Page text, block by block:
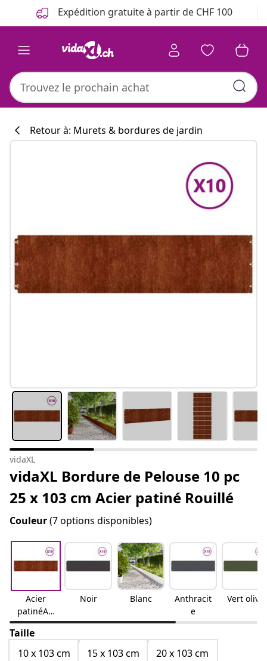
Précédent Expédition gratuite à partir de CHF 100
Retour à: Murets & bordures de jardin
vidaXL
vidaXL Bordure de Pelouse 10 pc
25 x 103 cm Acier patiné Rouillé
Couleur(7 options disponibles)
Acier
patinéAci
er
résistant
aux
Noir Blanc
Anthracit
e
Vert olive
Taille
10 x 103 cm
15 x 103 cm
20 x 103 cm